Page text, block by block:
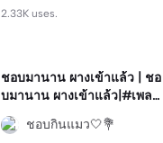
2.33K uses.
ชอบมานาน ผางเข้าแล้ว | ชอ
บมานาน ผางเข้าแล้ว|#เพลง
น่ารัก#เพลงใต้#โทนสวย
ชอบกินแมว🤍💐